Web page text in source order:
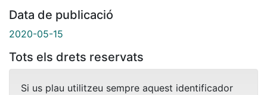
Data de publicació
2020-05-15
Tots els drets reservats
Si us plau utilitzeu sempre aquest identificador